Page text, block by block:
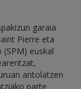
garaia
Pierre eta
(SPM) euskal
antolatzen
parte